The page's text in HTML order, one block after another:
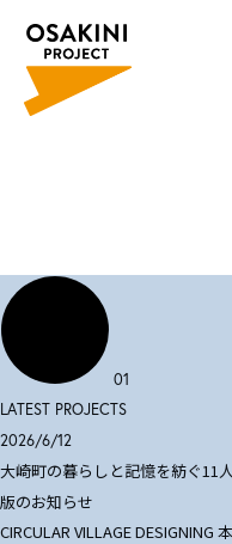
01
LATEST PROJECTS
2026/6/12
大崎町の暮らしと記憶を紡ぐ11
版のお知らせ
CIRCULAR VILLAGE DESIGNING 本